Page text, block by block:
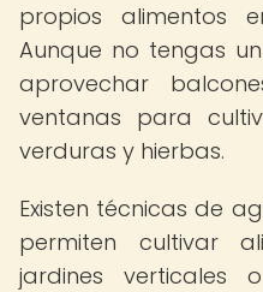
propios alimentos
Aunque no tengas
aprovechar
ventanas para
verduras y hierbas.
Existen técnicas de
permiten cultivar
jardines verticales